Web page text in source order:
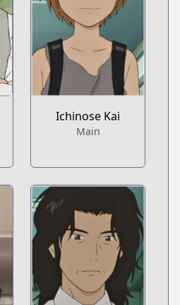
Ichinose Kai
Main